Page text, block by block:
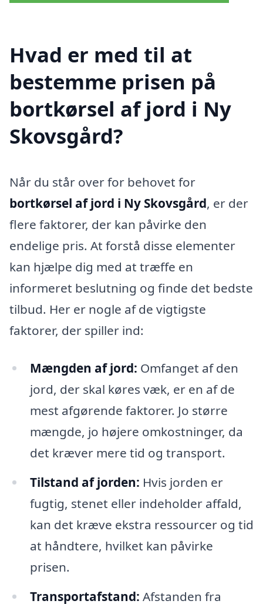
Hvad er med til at
bestemme prisen på
bortkørsel af jord i Ny
Skovsgård?
Når du står over for behovet for
bortkørsel af jord i Ny Skovsgård, er der
flere faktorer, der kan påvirke den
endelige pris. At forstå disse elementer
kan hjælpe dig med at træffe en
informeret beslutning og finde det bedste
tilbud. Her er nogle af de vigtigste
faktorer, der spiller ind:
Mængden af jord: Omfanget af den
jord, der skal køres væk, er en af de
mest afgørende faktorer. Jo større
mængde, jo højere omkostninger, da
det kræver mere tid og transport.
Tilstand af jorden: Hvis jorden er
fugtig, stenet eller indeholder affald,
kan det kræve ekstra ressourcer og tid
at håndtere, hvilket kan påvirke
prisen.
Transportafstand: Afstanden fra